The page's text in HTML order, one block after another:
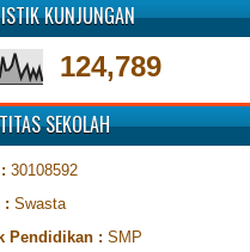
KUNJUNGAN
124,789
SEKOLAH
30108592
: Swasta
Pendidikan : SMP